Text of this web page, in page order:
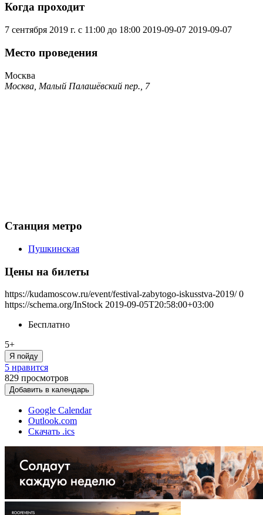
Когда проходит
7 сентября 2019 г. с 11:00 до 18:00 2019-09-07 2019-09-07
Место проведения
Москва
Москва, Малый Палашёвский пер., 7
Станция метро
Пушкинская
Цены на билеты
https://kudamoscow.ru/event/festival-zabytogo-iskusstva-2019/ 0
https://schema.org/InStock 2019-09-05T20:58:00+03:00
Бесплатно
5+
Я пойду
5 нравится
829 просмотров
Добавить в календарь
Google Calendar
Outlook.com
Скачать .ics